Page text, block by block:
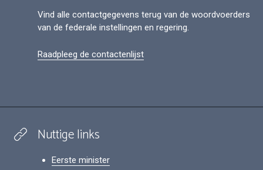
Vind alle contactgegevens terug van de woordvoerders
van de federale instellingen en regering.
Raadpleeg de contactenlijst
Nuttige links
Eerste minister